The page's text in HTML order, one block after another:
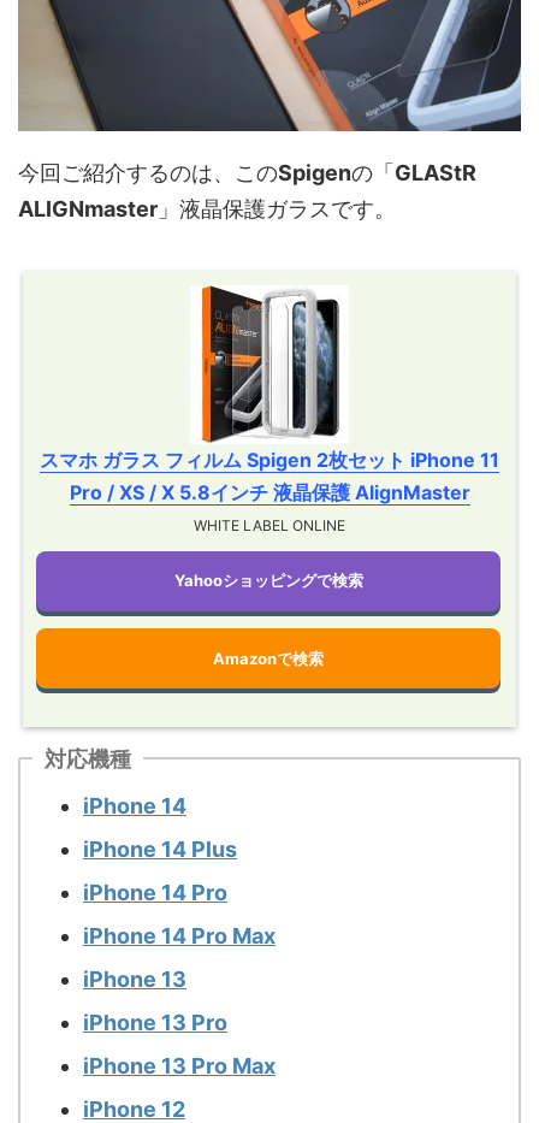
今回ご紹介するのは、このSpigenの「 GLAStR
ALIGNmaster 」液晶保護ガラスです。
スマホ ガラス フィルム Spigen 2枚セット iPhone 11
Pro / XS / X 5.8インチ 液晶保護 AlignMaster
WHITE LABEL ONLINE
Yahooショッピングで検索
Amazonで検索
対応機種
iPhone 14
iPhone 14 Plus
iPhone 14 Pro
iPhone 14 Pro Max
iPhone 13
iPhone 13 Pro
iPhone 13 Pro Max
iPhone 12